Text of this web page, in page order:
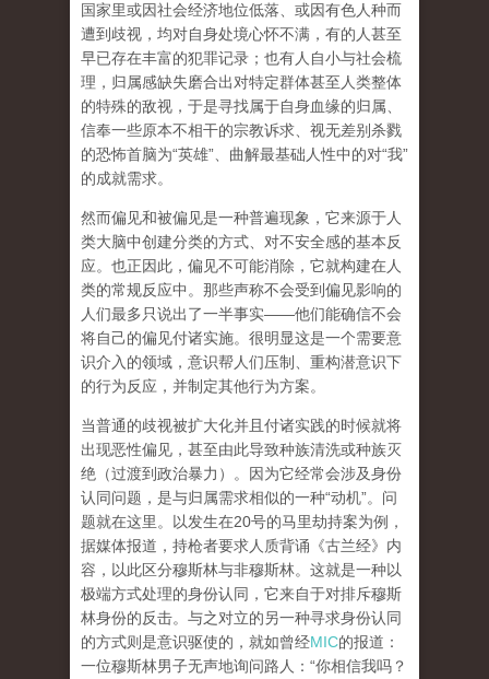
国家里或因社会经济地位低落、或因有色人种而
遭到歧视，均对自身处境心怀不满，有的人甚至
早已存在丰富的犯罪记录；也有人自小与社会梳
理，归属感缺失磨合出对特定群体甚至人类整体
的特殊的敌视，于是寻找属于自身血缘的归属、
信奉一些原本不相干的宗教诉求、视无差别杀戮
的恐怖首脑为“英雄”、曲解最基础人性中的对“我”
的成就需求。
然而偏见和被偏见是一种普遍现象，它来源于人
类大脑中创建分类的方式、对不安全感的基本反
应。也正因此， 偏见不可能消除 ，它就构建在人
类的常规反应中。那些声称不会受到偏见影响的
人们最多只说出了一半事实——他们能确信不会
将自己的偏见付诸实施。很明显这是一个需要意
识介入的领域，意识帮人们压制、重构潜意识下
的行为反应，并制定其他行为方案。
当普通的歧视被扩大化并且付诸实践的时候就将
出现恶性偏见，甚至由此导致种族清洗或种族灭
绝 （过渡到政治暴力）。因为它经常会涉及身份
认同问题 ，是与归属需求相似的一种“动机”。问
题就在这里。以发生在20号的马里劫持案为例，
据媒体报道，持枪者要求人质背诵《古兰经》内
容，以此区分穆斯林与非穆斯林。这就是一种以
极端方式处理的身份认同，它来自于对排斥穆斯
林身份的反击。与之对立的另一种寻求身份认同
的方式则是意识驱使的，就如曾经MIC的报道：
一位穆斯林男子无声地询问路人：“你相信我吗？